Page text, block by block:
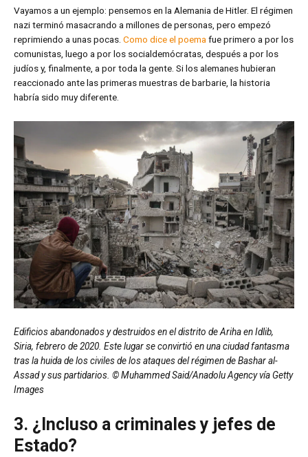
Vayamos a un ejemplo: pensemos en la Alemania de Hitler. El régimen
nazi terminó masacrando a millones de personas, pero empezó
reprimiendo a unas pocas. Como dice el poemafue primero a por los
comunistas, luego a por los socialdemócratas, después a por los
judíos y, finalmente, a por toda la gente. Si los alemanes hubieran
reaccionado ante las primeras muestras de barbarie, la historia
habría sido muy diferente.
Edificios abandonados y destruidos en el distrito de Ariha en Idlib,
Siria, febrero de 2020. Este lugar se convirtió en una ciudad fantasma
tras la huida de los civiles de los ataques del régimen de Bashar al-
Assad y sus partidarios. © Muhammed Said/Anadolu Agency vía Getty
Images
3. ¿Incluso a criminales y jefes de
Estado?